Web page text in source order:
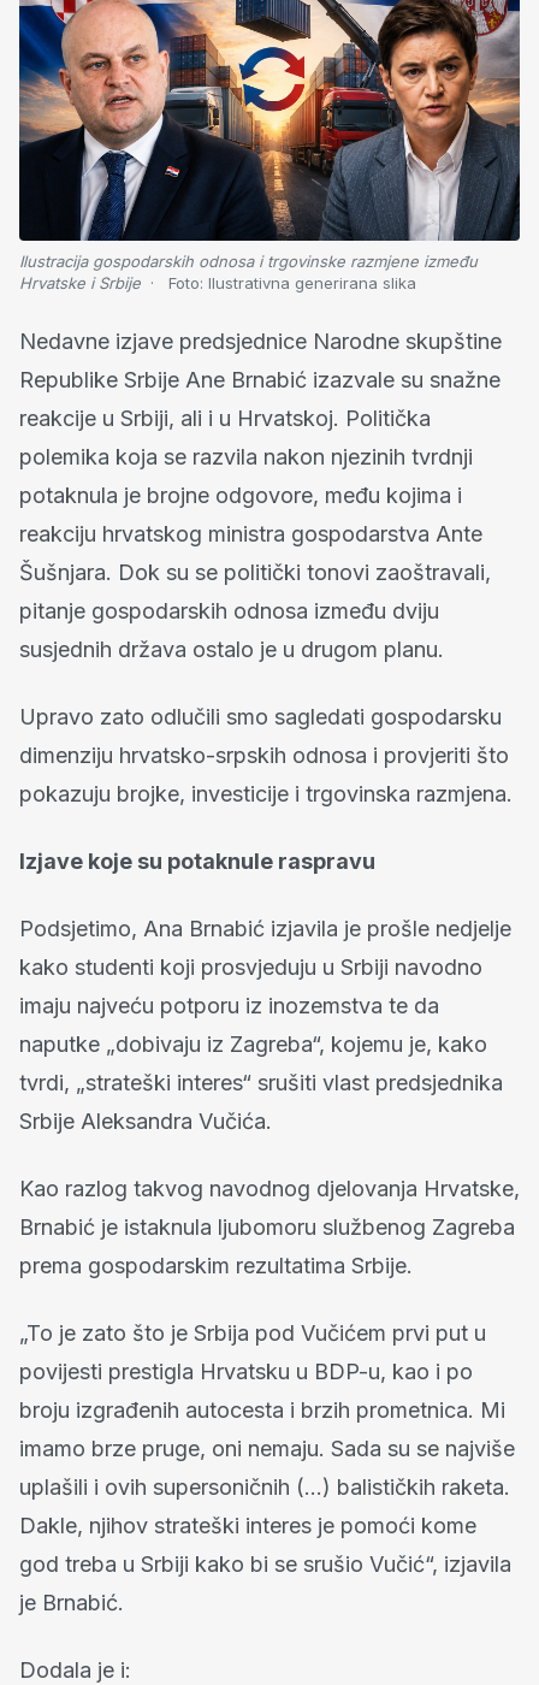
Ilustracija gospodarskih odnosa i trgovinske razmjene između
Hrvatske i Srbije
Foto: Ilustrativna generirana slika
Nedavne izjave predsjednice Narodne skupštine
Republike Srbije Ane Brnabić izazvale su snažne
reakcije u Srbiji, ali i u Hrvatskoj. Politička
polemika koja se razvila nakon njezinih tvrdnji
potaknula je brojne odgovore, među kojima i
reakciju hrvatskog ministra gospodarstva Ante
Šušnjara. Dok su se politički tonovi zaoštravali,
pitanje gospodarskih odnosa između dviju
susjednih država ostalo je u drugom planu.
Upravo zato odlučili smo sagledati gospodarsku
dimenziju hrvatsko-srpskih odnosa i provjeriti što
pokazuju brojke, investicije i trgovinska razmjena.
Izjave koje su potaknule raspravu
Podsjetimo, Ana Brnabić izjavila je prošle nedjelje
kako studenti koji prosvjeduju u Srbiji navodno
imaju najveću potporu iz inozemstva te da
naputke „dobivaju iz Zagreba“, kojemu je, kako
tvrdi, „strateški interes“ srušiti vlast predsjednika
Srbije Aleksandra Vučića.
Kao razlog takvog navodnog djelovanja Hrvatske,
Brnabić je istaknula ljubomoru službenog Zagreba
prema gospodarskim rezultatima Srbije.
„To je zato što je Srbija pod Vučićem prvi put u
povijesti prestigla Hrvatsku u BDP-u, kao i po
broju izgrađenih autocesta i brzih prometnica. Mi
imamo brze pruge, oni nemaju. Sada su se najviše
uplašili i ovih supersoničnih (…) balističkih raketa.
Dakle, njihov strateški interes je pomoći kome
god treba u Srbiji kako bi se srušio Vučić“, izjavila
je Brnabić.
Dodala je i: